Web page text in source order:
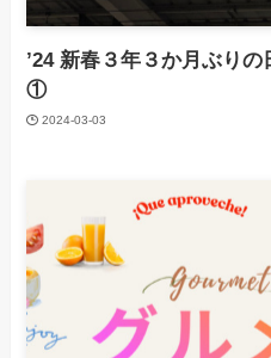
’24 新春３年３か月ぶり
①
2024-03-03